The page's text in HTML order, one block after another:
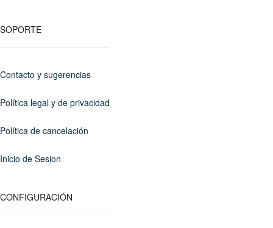
SOPORTE
Contacto y sugerencias
Política legal y de privacidad
Política de cancelación
Inicio de Sesion
CONFIGURACIÓN